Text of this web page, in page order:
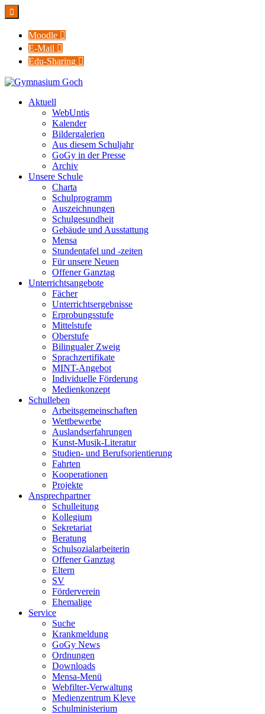

Moodle 
E-Mail 
Edu-Sharing 
Aktuell
WebUntis
Kalender
Bildergalerien
Aus diesem Schuljahr
GoGy in der Presse
Archiv
Unsere Schule
Charta
Schulprogramm
Auszeichnungen
Schulgesundheit
Gebäude und Ausstattung
Mensa
Stundentafel und -zeiten
Für unsere Neuen
Offener Ganztag
Unterrichtsangebote
Fächer
Unterrichtsergebnisse
Erprobungsstufe
Mittelstufe
Oberstufe
Bilingualer Zweig
Sprachzertifikate
MINT-Angebot
Individuelle Förderung
Medienkonzept
Schulleben
Arbeitsgemeinschaften
Wettbewerbe
Auslandserfahrungen
Kunst-Musik-Literatur
Studien- und Berufsorientierung
Fahrten
Kooperationen
Projekte
Ansprechpartner
Schulleitung
Kollegium
Sekretariat
Beratung
Schulsozialarbeiterin
Offener Ganztag
Eltern
SV
Förderverein
Ehemalige
Service
Suche
Krankmeldung
GoGy News
Ordnungen
Downloads
Mensa-Menü
Webfilter-Verwaltung
Medienzentrum Kleve
Schulministerium